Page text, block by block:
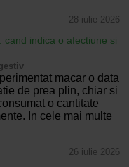
28 iulie 2026
cand indica o afectiune si
macar o data
de prea plin, chiar si
o cantitate
In cele mai multe
26 iulie 2026